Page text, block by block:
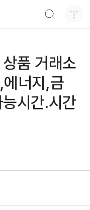
품 거래소
너지,금
시간.시간